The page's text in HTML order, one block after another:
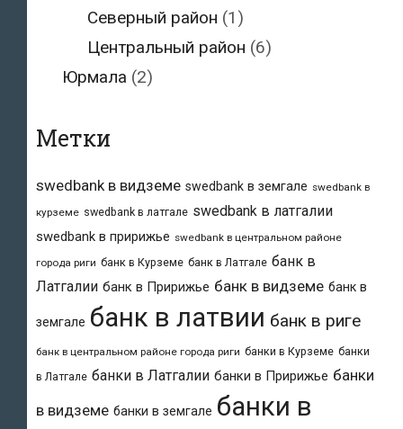
Северный район (1)
Центральный район (6)
Юрмала (2)
Метки
swedbank в видземе swedbank в земгале swedbank в
курземе swedbank в латгале swedbank в латгалии
swedbank в пририжье swedbank в центральном районе
города риги банк в Курземе банк в Латгале банк в
Латгалии банк в Пририжье банк в видземе банк в
земгале банк в латвии банк в риге
банк в центральном районе города риги банки в Курземе банки
в Латгале банки в Латгалии банки в Пририжье банки
в видземе банки в земгале банки в